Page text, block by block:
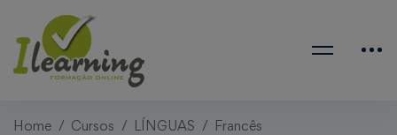
Home Cursos LÍNGUAS
Francês